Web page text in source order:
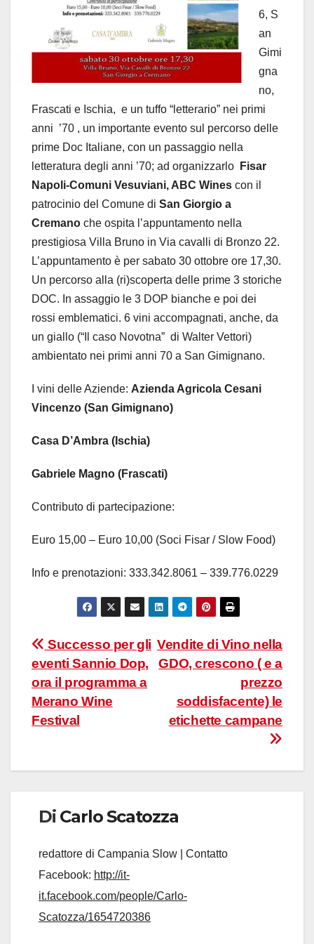
6, S
an
Gimi
gna
no,
Frascati e Ischia, e un tuffo “letterario” nei primi
anni ’70 , un importante evento sul percorso delle
prime Doc Italiane, con un passaggio nella
letteratura degli anni ’70; ad organizzarlo
Fisar
Napoli-Comuni Vesuviani, ABC Wines con il
patrocinio del Comune di San Giorgio a
Cremano che ospita l’appuntamento nella
prestigiosa Villa Bruno in Via cavalli di Bronzo 22.
L’appuntamento è per sabato 30 ottobre ore 17,30.
Un percorso alla (ri)scoperta delle prime 3 storiche
DOC. In assaggio le 3 DOP bianche e poi dei
rossi emblematici. 6 vini accompagnati, anche, da
un giallo (“Il caso Novotna” di Walter Vettori)
ambientato nei primi anni 70 a San Gimignano.
I vini delle Aziende: Azienda Agricola Cesani
Vincenzo (San Gimignano)
Casa D’Ambra (Ischia)
Gabriele Magno (Frascati)
Contributo di partecipazione:
Euro 15,00 – Euro 10,00 (Soci Fisar / Slow Food)
Info e prenotazioni: 333.342.8061 – 339.776.0229
Navigazione
articoli
Vendite di Vino nella
GDO, crescono ( e a
prezzo
soddisfacente) le
etichette campane
Successo per gli
eventi Sannio Dop,
ora il programma a
Merano Wine
Festival
Di Carlo Scatozza
redattore di Campania Slow | Contatto
Facebook: http://it-
it.facebook.com/people/Carlo-
Scatozza/1654720386